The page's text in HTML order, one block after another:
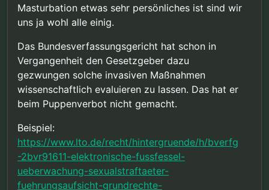
Masturbation etwas sehr persönliches ist sind wir
uns ja wohl alle einig.
Das Bundesverfassungsgericht hat schon in
Vergangenheit den Gesetzgeber dazu
gezwungen solche invasiven Maßnahmen
wissenschaftlich evaluieren zu lassen. Das hat er
beim Puppenverbot nicht gemacht.
Beispiel:
https://www.lto.de/recht/hintergruende/h/bverfg
-2bvr91611-elektronische-fussfessel-
ueberwachung-sexualstraftaeter-
fuehrungsaufsicht-grundrechte-